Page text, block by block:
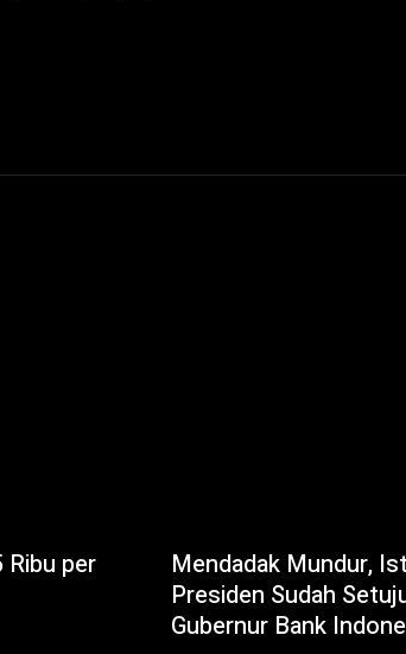
Ribu per
Mendadak Mundur,
Presiden Sudah
Gubernur Bank